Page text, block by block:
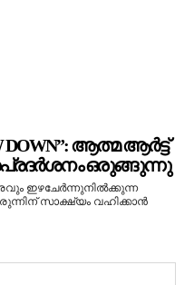
DOWN”: ആത്മ ആർട്ട്
ഒരുങ്ങുന്നു
ഇഴചേർന്നുനിൽക്കുന്ന
സാക്ഷ്യം വഹിക്കാൻ